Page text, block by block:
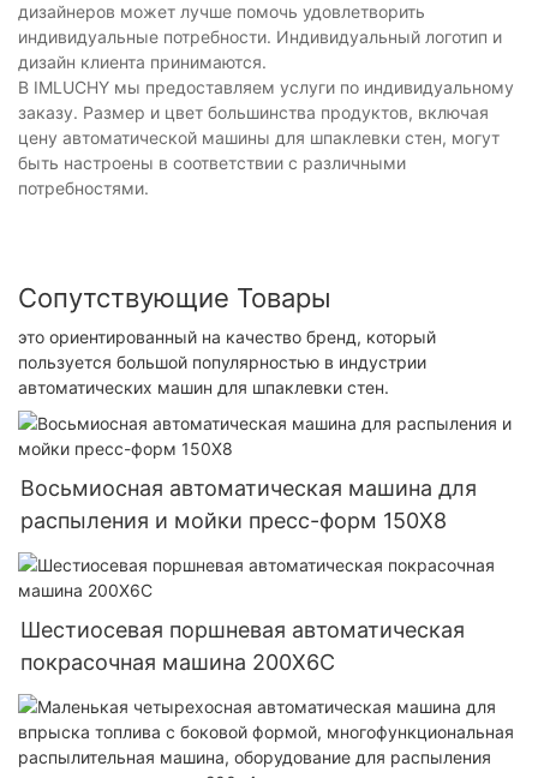
дизайнеров может лучше помочь удовлетворить
индивидуальные потребности. Индивидуальный логотип и
дизайн клиента принимаются.
В IMLUCHY мы предоставляем услуги по индивидуальному
заказу. Размер и цвет большинства продуктов, включая
цену автоматической машины для шпаклевки стен, могут
быть настроены в соответствии с различными
потребностями.
Сопутствующие Товары
это ориентированный на качество бренд, который
пользуется большой популярностью в индустрии
автоматических машин для шпаклевки стен.
Восьмиосная автоматическая машина для
распыления и мойки пресс-форм 150X8
Шестиосевая поршневая автоматическая
покрасочная машина 200X6C